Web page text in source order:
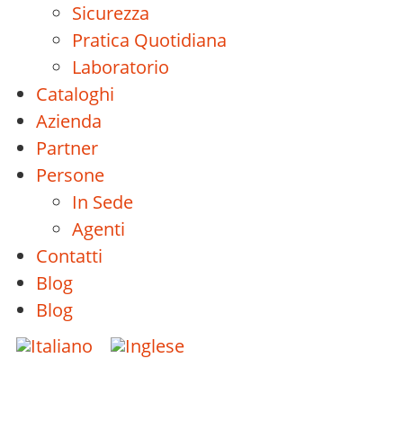
Sicurezza
Pratica Quotidiana
Laboratorio
Cataloghi
Azienda
Partner
Persone
In Sede
Agenti
Contatti
Blog
Blog